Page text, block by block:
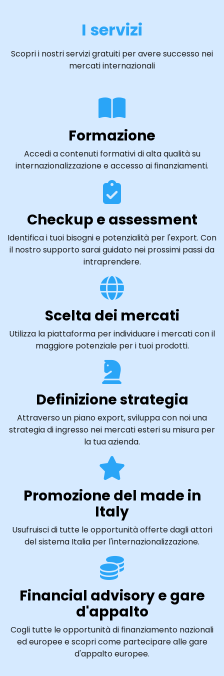
I servizi
Scopri i nostri servizi gratuiti per avere successo nei
mercati internazionali
Formazione
Accedi a contenuti formativi di alta qualità su
internazionalizzazione e accesso ai finanziamenti.
Checkup e assessment
Identifica i tuoi bisogni e potenzialità per l'export. Con
il nostro supporto sarai guidato nei prossimi passi da
intraprendere.
Scelta dei mercati
Utilizza la piattaforma per individuare i mercati con il
maggiore potenziale per i tuoi prodotti.
Definizione strategia
Attraverso un piano export, sviluppa con noi una
strategia di ingresso nei mercati esteri su misura per
la tua azienda.
Promozione del made in
Italy
Usufruisci di tutte le opportunità offerte dagli attori
del sistema Italia per l'internazionalizzazione.
Financial advisory e gare
d'appalto
Cogli tutte le opportunità di finanziamento nazionali
ed europee e scopri come partecipare alle gare
d'appalto europee.